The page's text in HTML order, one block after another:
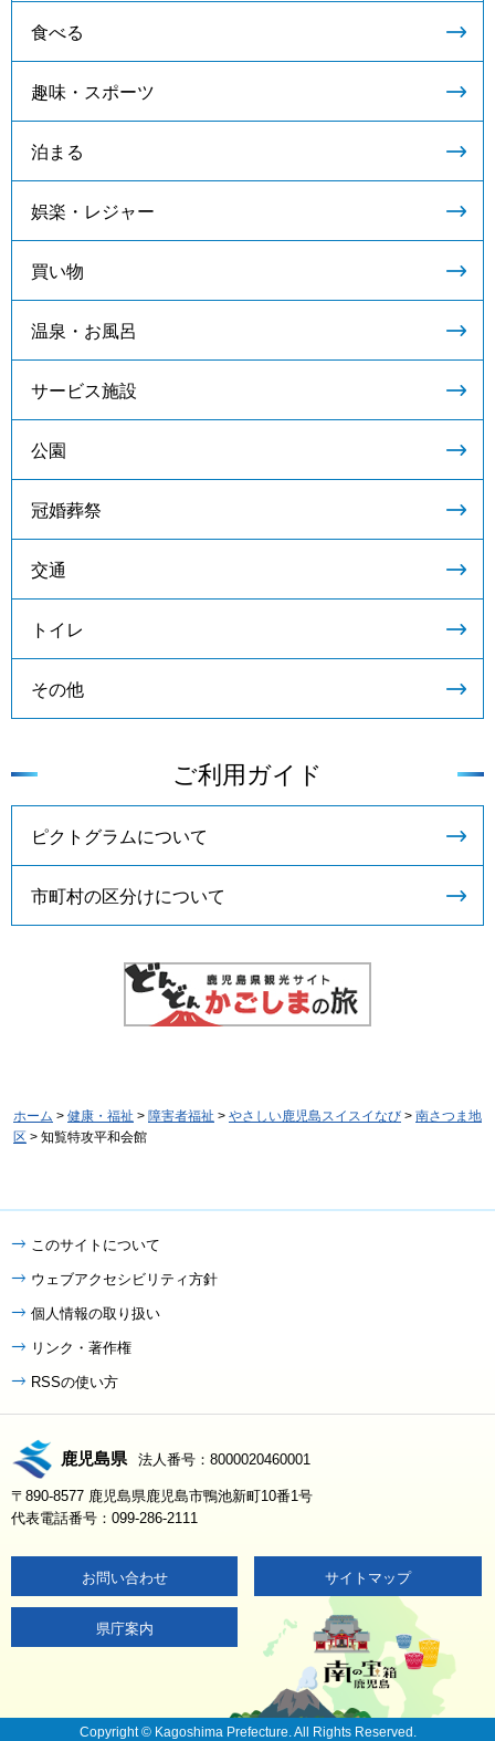
食べる
趣味・スポーツ
泊まる
娯楽・レジャー
買い物
温泉・お風呂
サービス施設
公園
冠婚葬祭
交通
トイレ
その他
ご利用ガイド
ピクトグラムについて
市町村の区分けについて
ホーム > 健康・福祉 > 障害者福祉 > やさしい鹿児島スイスイなび > 南さつま地
区 > 知覧特攻平和会館
このサイトについて
ウェブアクセシビリティ方針
個人情報の取り扱い
リンク・著作権
RSSの使い方
鹿児島県 法人番号：8000020460001
〒890-8577 鹿児島県鹿児島市鴨池新町10番1号
代表電話番号：099-286-2111
お問い合わせ サイトマップ
県庁案内
Copyright © Kagoshima Prefecture. All Rights Reserved.